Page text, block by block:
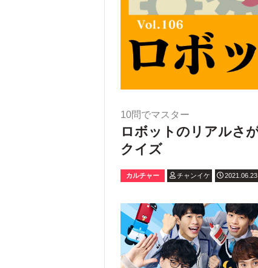
10問でマスター
ロボットのリアルさ
クイズ
カルチャー チャンイケ 2021.06.23